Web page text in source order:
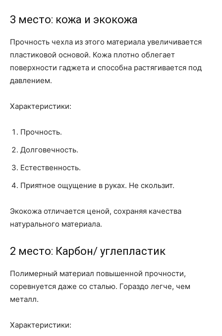
3 место: кожа и экокожа
Прочность чехла из этого материала увеличивается
пластиковой основой. Кожа плотно облегает
поверхности гаджета и способна растягивается под
давлением.
Характеристики:
Прочность.
Долговечность.
Естественность.
Приятное ощущение в руках. Не скользит.
Экокожа отличается ценой, сохраняя качества
натурального материала.
2 место: Карбон/ углепластик
Полимерный материал повышенной прочности,
соревнуется даже со сталью. Гораздо легче, чем
металл.
Характеристики: